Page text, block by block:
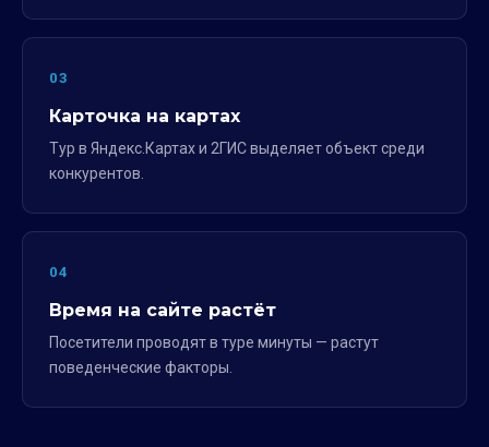
03
Карточка на картах
Тур в Яндекс.Картах и 2ГИС выделяет объект среди
конкурентов.
04
Время на сайте растёт
Посетители проводят в туре минуты — растут
поведенческие факторы.